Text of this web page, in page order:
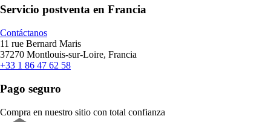
Servicio postventa en Francia
Contáctanos
11 rue Bernard Maris
37270 Montlouis-sur-Loire, Francia
+33 1 86 47 62 58
Pago seguro
Compra en nuestro sitio con total confianza